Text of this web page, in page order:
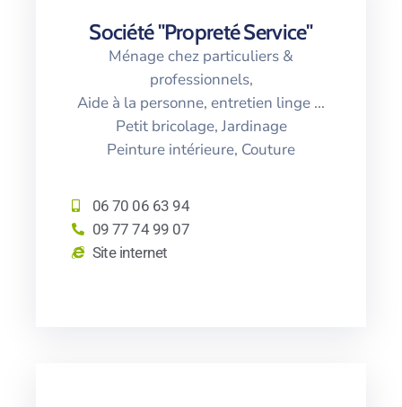
Société "Propreté Service"
Ménage chez particuliers &
professionnels,
Aide à la personne, entretien linge ...
Petit bricolage, Jardinage
Peinture intérieure, Couture
06 70 06 63 94
09 77 74 99 07
Site internet